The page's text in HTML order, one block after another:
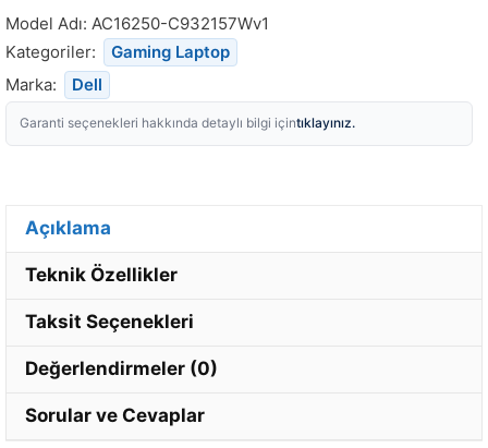
Model Adı: AC16250-C932157Wv1
Kategoriler:
Gaming Laptop
Marka:
Dell
Garanti seçenekleri hakkında detaylı bilgi içintıklayınız.
Açıklama
Teknik Özellikler
Taksit Seçenekleri
Değerlendirmeler (0)
Sorular ve Cevaplar